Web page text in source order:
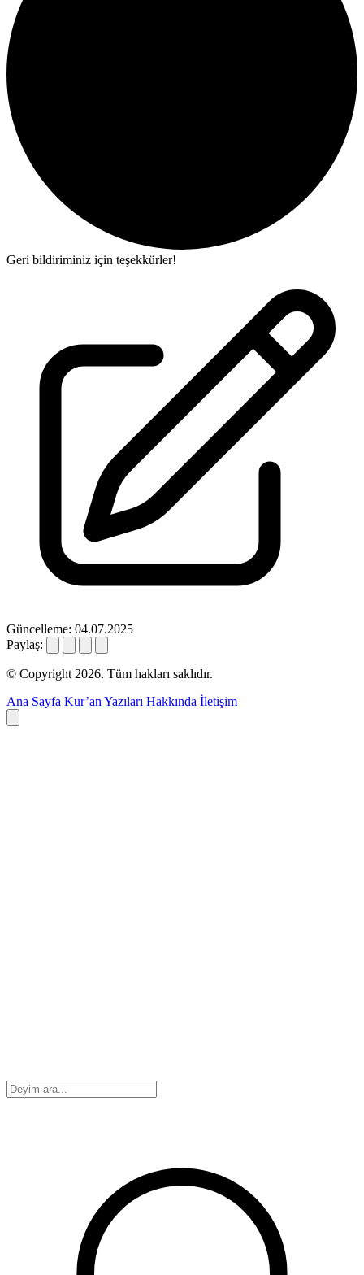
Geri bildiriminiz için teşekkürler!
Güncelleme: 04.07.2025
Paylaş:
© Copyright 2026. Tüm hakları saklıdır.
Ana Sayfa Kur’an Yazıları Hakkında İletişim